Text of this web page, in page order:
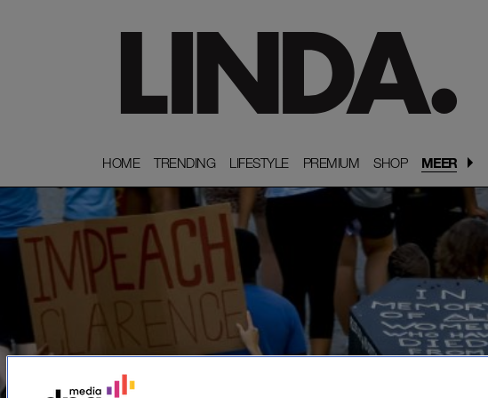
HOME
HOME TRENDING
TRENDING LIFESTYLE
LIFESTYLE PREMIUM
PREMIUM SHOP
SHOP MEER